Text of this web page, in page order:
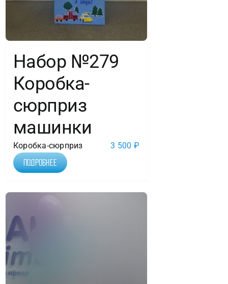
Набор №279
Коробка-
сюрприз
машинки
Коробка-сюрприз 3 500 ₽
Подробнее